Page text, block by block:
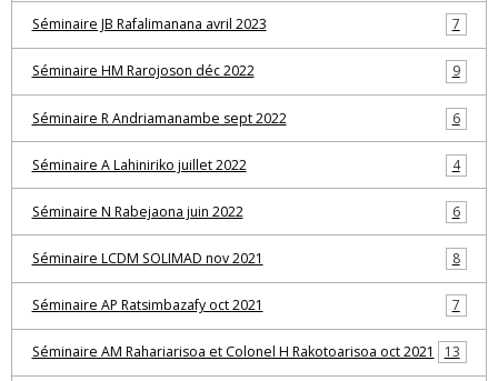
Séminaire JB Rafalimanana avril 2023 7
Séminaire HM Rarojoson déc 2022 9
Séminaire R Andriamanambe sept 2022 6
Séminaire A Lahiniriko juillet 2022 4
Séminaire N Rabejaona juin 2022 6
Séminaire LCDM SOLIMAD nov 2021 8
Séminaire AP Ratsimbazafy oct 2021 7
Séminaire AM Rahariarisoa et Colonel H Rakotoarisoa oct 2021 13